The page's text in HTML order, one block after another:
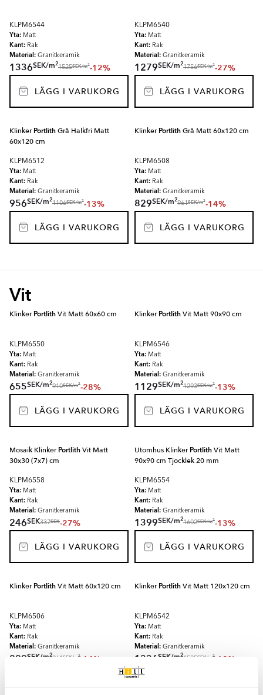
KLPM6544
Yta: Matt
Kant: Rak
Material: Granitkeramik
1336SEK/m2
1525SEK/m2-12%
LÄGG I VARUKORG
KLPM6540
Yta: Matt
Kant: Rak
Material: Granitkeramik
1279SEK/m2
1756SEK/m2-27%
LÄGG I VARUKORG
KlinkerPortlithGrå Halkfri Matt
60x120 cm
KLPM6512
Yta: Matt
Kant: Rak
Material: Granitkeramik
956SEK/m2
1106SEK/m2-13%
LÄGG I VARUKORG
KlinkerPortlithGrå Matt 60x120 cm
KLPM6508
Yta: Matt
Kant: Rak
Material: Granitkeramik
829SEK/m2
961SEK/m2-14%
LÄGG I VARUKORG
Vit
KlinkerPortlithVit Matt 60x60 cm
KLPM6550
Yta: Matt
Kant: Rak
Material: Granitkeramik
655SEK/m2
910SEK/m2-28%
LÄGG I VARUKORG
KlinkerPortlithVit Matt 90x90 cm
KLPM6546
Yta: Matt
Kant: Rak
Material: Granitkeramik
1129SEK/m2
1293SEK/m2-13%
LÄGG I VARUKORG
Mosaik KlinkerPortlithVit Matt
30x30 (7x7) cm
KLPM6558
Yta: Matt
Kant: Rak
Material: Granitkeramik
246SEK337SEK-27%
LÄGG I VARUKORG
Utomhus KlinkerPortlithVit Matt
90x90 cm Tjocklek 20 mm
KLPM6554
Yta: Matt
Kant: Rak
Material: Granitkeramik
1399SEK/m2
1602SEK/m2-13%
LÄGG I VARUKORG
KlinkerPortlithVit Matt 60x120 cm
KLPM6506
Yta: Matt
Kant: Rak
Material: Granitkeramik
829SEK/m2
961SEK/ 2 -14%
KlinkerPortlithVit Matt 120x120 cm
KLPM6542
Yta: Matt
Kant: Rak
Material: Granitkeramik
1336SEK/m2
1525 SEK/ 2 -12%